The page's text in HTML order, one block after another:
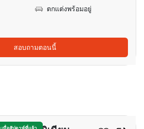
ตกแต่งพร้อมอยู่
สอบถามตอนนี้